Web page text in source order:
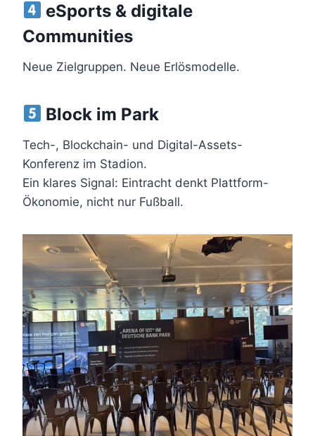
eSports & digitale
Communities
Neue Zielgruppen. Neue Erlösmodelle.
Block im Park
Tech-, Blockchain- und Digital-Assets-
Konferenz im Stadion.
Ein klares Signal: Eintracht denkt Plattform-
Ökonomie, nicht nur Fußball.